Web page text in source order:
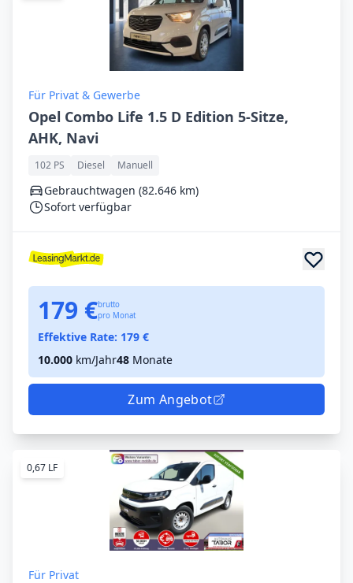
Für Privat & Gewerbe
Opel Combo Life 1.5 D Edition 5-Sitze,
AHK, Navi
102 PS Diesel Manuell
Gebrauchtwagen (82.646 km)
Sofort verfügbar
179 €brutto
pro Monat
Effektive Rate: 179 €
10.000 km/Jahr48 Monate
Zum Angebot
0,67 LF
Für Privat